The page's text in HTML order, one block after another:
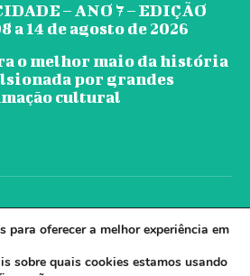
– ANO 7 – EDIÇÃO
a 14 de agosto de 2026
o melhor maio da história
por grandes
cultural
para oferecer a melhor experiência em
sobre quais cookies estamos usando